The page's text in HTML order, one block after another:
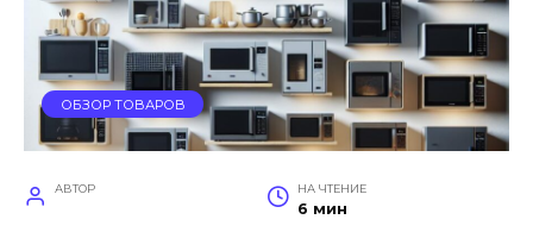
ОБЗОР ТОВАРОВ
АВТОР НА ЧТЕНИЕ
6 мин